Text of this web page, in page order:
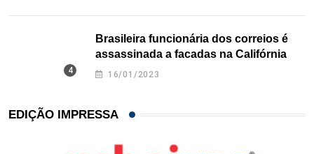
Brasileira funcionária dos correios é
assassinada a facadas na Califórnia
16/01/2023
EDIÇÃO IMPRESSA